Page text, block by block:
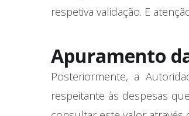
respetiva validação. E
Apuramento
Posteriormente, a
respeitante às despesas